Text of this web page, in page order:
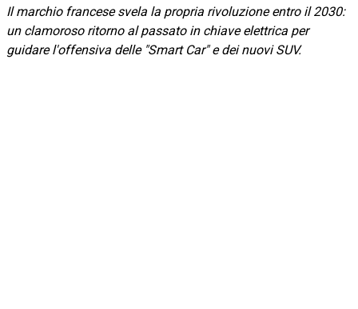
Il marchio francese svela la propria rivoluzione entro il 2030:
un clamoroso ritorno al passato in chiave elettrica per
guidare l'offensiva delle "Smart Car" e dei nuovi SUV.